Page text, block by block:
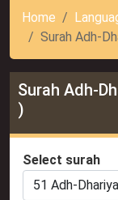
Home
Surah Adh-
Surah Adh-
)
Select surah